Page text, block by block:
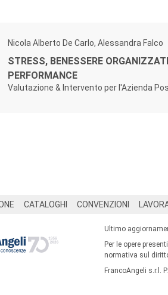
Nicola Alberto De Carlo, Alessandra Falco
STRESS, BENESSERE
PERFORMANCE
Valutazione & Intervento per l'Azienda
CATALOGHI CONVENZIONI
Ultimo
Per le opere
normativa sul
FrancoAngeli s.r.l.